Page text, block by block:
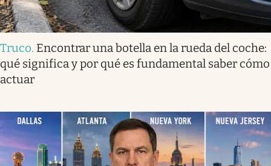
Truco. Encontrar una botella en la rueda del coche:
qué significa y por qué es fundamental saber cómo
actuar